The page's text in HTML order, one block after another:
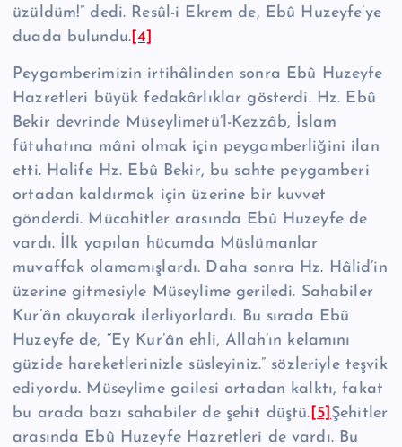
üzüldüm!” dedi. Resûl-i Ekrem de, Ebû Hu­zeyfe’ye
duada bulundu. [4]
Peygamberimizin irtihâlinden sonra Ebû Huzeyfe
Hazretleri büyük fedakâr­lıklar gösterdi. Hz. Ebû
Bekir devrinde Müseylimetü’l-Kezzâb, İslam
fütuhatına mâni olmak için peygamberliğini ilan
etti. Halife Hz. Ebû Bekir, bu sahte pey­gamberi
ortadan kaldırmak için üzerine bir kuvvet
gönderdi. Mücahitler arasın­da Ebû Huzeyfe de
vardı. İlk yapılan hücumda Müslümanlar
muvaffak olama­mışlardı. Daha sonra Hz. Hâlid’in
üzerine gitmesiyle Müseylime geriledi. Sahabiler
Kur’ân okuyarak ilerliyorlardı. Bu sırada Ebû
Huzeyfe de, “Ey Kur’ân ehli, Allah’ın kelamını
güzide hareketlerinizle süsleyiniz.” sözleriyle teşvik
edi­yordu. Müseylime gailesi ortadan kalktı, fakat
bu arada bazı sahabiler de şehit düştü. [5] Şehitler
arasında Ebû Huzeyfe Hazretleri de vardı. Bu